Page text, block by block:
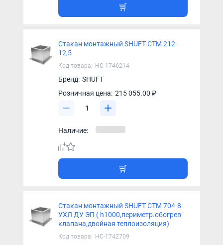
Стакан монтажный SHUFT СТМ 212-
12,5
Код товара: НС-1746214
Бренд: SHUFT
Розничная цена: 215 055.00 ₽
Наличие:
Стакан монтажный SHUFT СТМ 704-8
УХЛ ДУ ЭП ( h1000,периметр.обогрев
клапана,двойная теплоизоляция)
Код товара: НС-1742709